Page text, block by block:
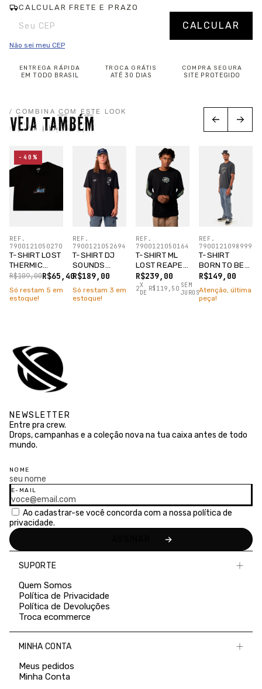
CALCULAR FRETE E PRAZO
Entregas para o CEP: Alterar CEP
CALCULAR
Não sei meu CEP
ENTREGA RÁPIDA
EM TODO BRASIL
TROCA GRÁTIS
ATÉ 30 DIAS
COMPRA SEGURA
SITE PROTEGIDO
/ COMBINA COM ESTE LOOK
VEJA TAMBÉM
T-SHIRT LOST
THERMIC
CROPPEDR$65,40
R$109,00
REF.
7900121050270
-40%
Só restam 5 em
estoque!
T-SHIRT DJ
SOUNDS
PRETO
R$189,00
REF.
7900121052694
Só restam 3 em
estoque!
T-SHIRT ML
LOST REAPER
PRETO
R$239,00
2X
DE R$119,50 SEM
JUROS
REF.
7900121050164
T-SHIRT
BORN TO BE
LOST
ESTANHO
R$149,00
REF.
7900121098999
Atenção, última
peça!
NEWSLETTER
Entre pra crew.
Drops, campanhas e a coleção nova na tua caixa antes de todo
mundo.
NOME
E-MAIL
Ao cadastrar-se você concorda com a nossa política de
privacidade.
SUPORTE
Quem Somos
Política de Privacidade
Política de Devoluções
Troca ecommerce
MINHA CONTA
Meus pedidos
Minha Conta